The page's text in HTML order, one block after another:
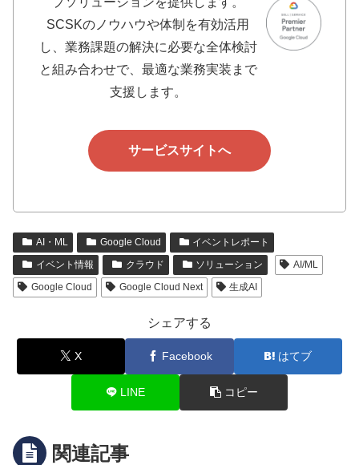
SCSKのノウハウや体制を有効活用
し、業務課題の解決に必要な全体検討
と組み合わせで、最適な業務実装まで
支援します。
サービスサイトへ
AI・ML Google Cloud
イベントレポート
イベント情報
クラウド ソリューション
AI/ML
Google Cloud
Google Cloud Next 生成AI
シェアする
X Facebook はてブ
LINE コピー
関連記事